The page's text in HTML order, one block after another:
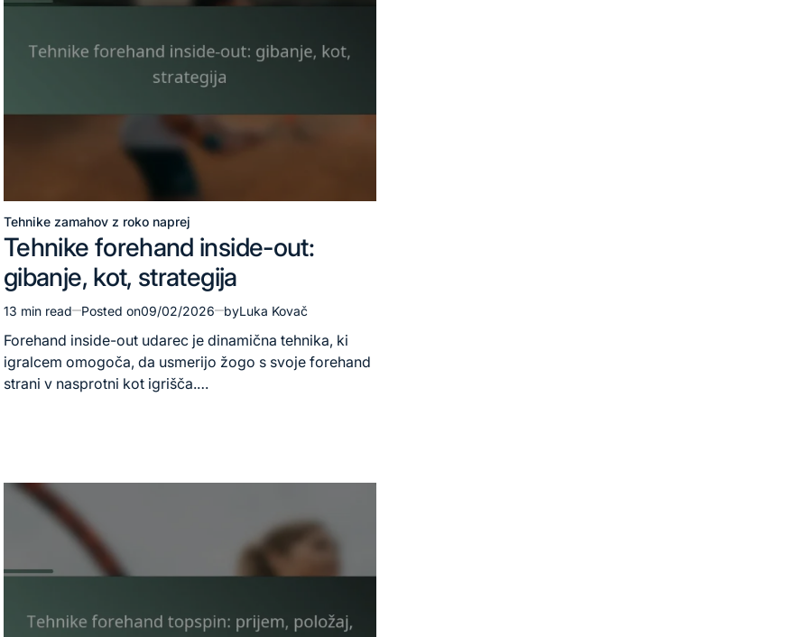
Posted
Tehnike zamahov z roko naprej
Tehnike forehand inside-out:
gibanje, kot, strategija
Estimated
read
time
13 min read Posted on09/02/2026 byLuka Kovač
Forehand inside-out udarec je dinamična tehnika, ki
igralcem omogoča, da usmerijo žogo s svoje forehand
strani v nasprotni kot igrišča.…